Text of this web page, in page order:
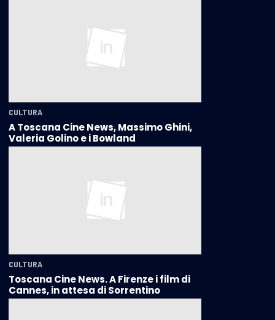
CULTURA
A Toscana Cine News, Massimo Ghini,
Valeria Golino e i Bowland
CULTURA
Toscana Cine News. A Firenze i film di
Cannes, in attesa di Sorrentino